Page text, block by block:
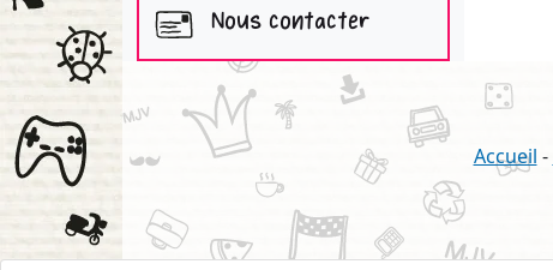
Nous contacter
Accueil -